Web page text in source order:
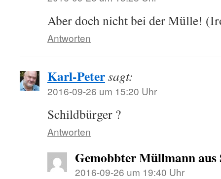
Aber doch nicht bei der Mülle!
Antworten
Karl-Petersagt:
2016-09-26 um 15:20 Uhr
Schildbürger ?
Antworten
Gemobbter Müllmann aus
2016-09-26 um 19:40 Uhr